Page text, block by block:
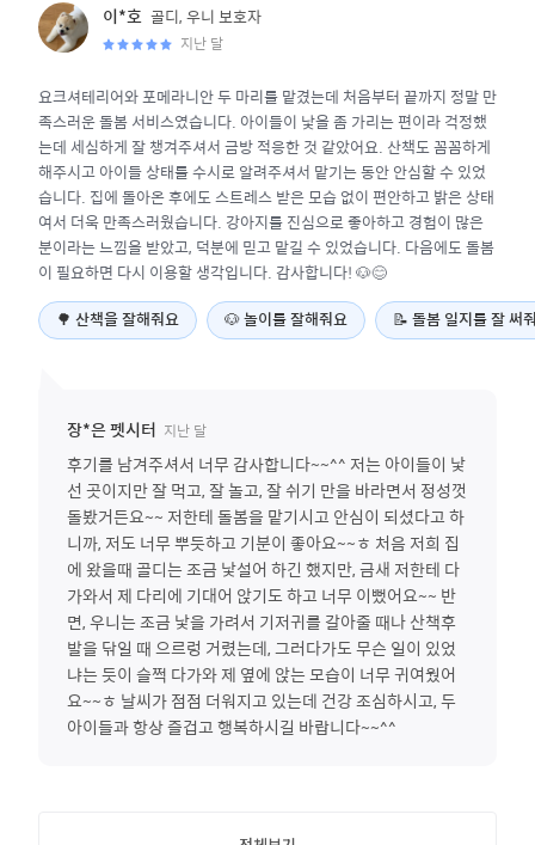
이*호 골디, 우니보호자
지난 달
요크셔테리어와 포메라니안 두 마리를 맡겼는데 처음부터 끝까지 정말 만
족스러운 돌봄 서비스였습니다. 아이들이 낯을 좀 가리는 편이라 걱정했
는데 세심하게 잘 챙겨주셔서 금방 적응한 것 같았어요. 산책도 꼼꼼하게
해주시고 아이들 상태를 수시로 알려주셔서 맡기는 동안 안심할 수 있었
습니다. 집에 돌아온 후에도 스트레스 받은 모습 없이 편안하고 밝은 상태
여서 더욱 만족스러웠습니다. 강아지를 진심으로 좋아하고 경험이 많은
분이라는 느낌을 받았고, 덕분에 믿고 맡길 수 있었습니다. 다음에도 돌봄
이 필요하면 다시 이용할 생각입니다. 감사합니다! 🐶😊
🌳 산책을 잘해줘요 🐶놀이를 잘해줘요 📝 돌봄 일지를 잘 써
장*은펫시터 지난 달
후기를 남겨주셔서 너무 감사합니다~~^^ 저는 아이들이 낯
선 곳이지만 잘 먹고, 잘 놀고, 잘 쉬기 만을 바라면서 정성껏
돌봤거든요~~ 저한테 돌봄을 맡기시고 안심이 되셨다고 하
니까, 저도 너무 뿌듯하고 기분이 좋아요~~ㅎ 처음 저희 집
에 왔을때 골디는 조금 낯설어 하긴 했지만, 금새 저한테 다
가와서 제 다리에 기대어 앉기도 하고 너무 이뻤어요~~ 반
면, 우니는 조금 낯을 가려서 기저귀를 갈아줄 때나 산책후
발을 닦일 때 으르렁 거렸는데, 그러다가도 무슨 일이 있었
냐는 듯이 슬쩍 다가와 제 옆에 앉는 모습이 너무 귀여웠어
요~~ㅎ 날씨가 점점 더워지고 있는데 건강 조심하시고, 두
아이들과 항상 즐겁고 행복하시길 바랍니다~~^^